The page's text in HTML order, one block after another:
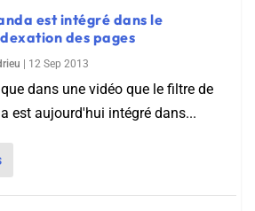
est intégré dans le
des pages
12 Sep 2013
dans une vidéo que le filtre de
est aujourd'hui intégré dans...